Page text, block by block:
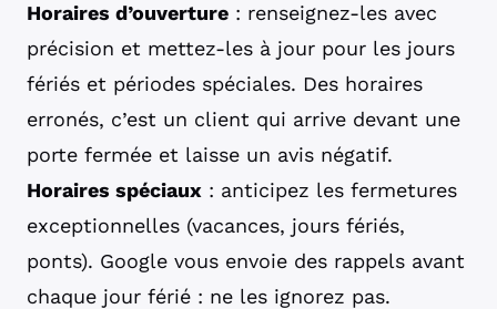
Horaires d’ouverture : renseignez-les avec
précision et mettez-les à jour pour les jours
fériés et périodes spéciales. Des horaires
erronés, c’est un client qui arrive devant une
porte fermée et laisse un avis négatif.
Horaires spéciaux : anticipez les fermetures
exceptionnelles (vacances, jours fériés,
ponts). Google vous envoie des rappels avant
chaque jour férié : ne les ignorez pas.